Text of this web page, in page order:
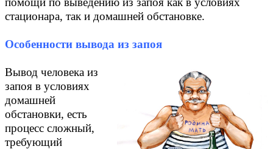
стационара, так и домашней обстановке.
Особенности вывода из запоя
Вывод человека из
запоя в условиях
домашней
обстановки, есть
процесс сложный,
требующий